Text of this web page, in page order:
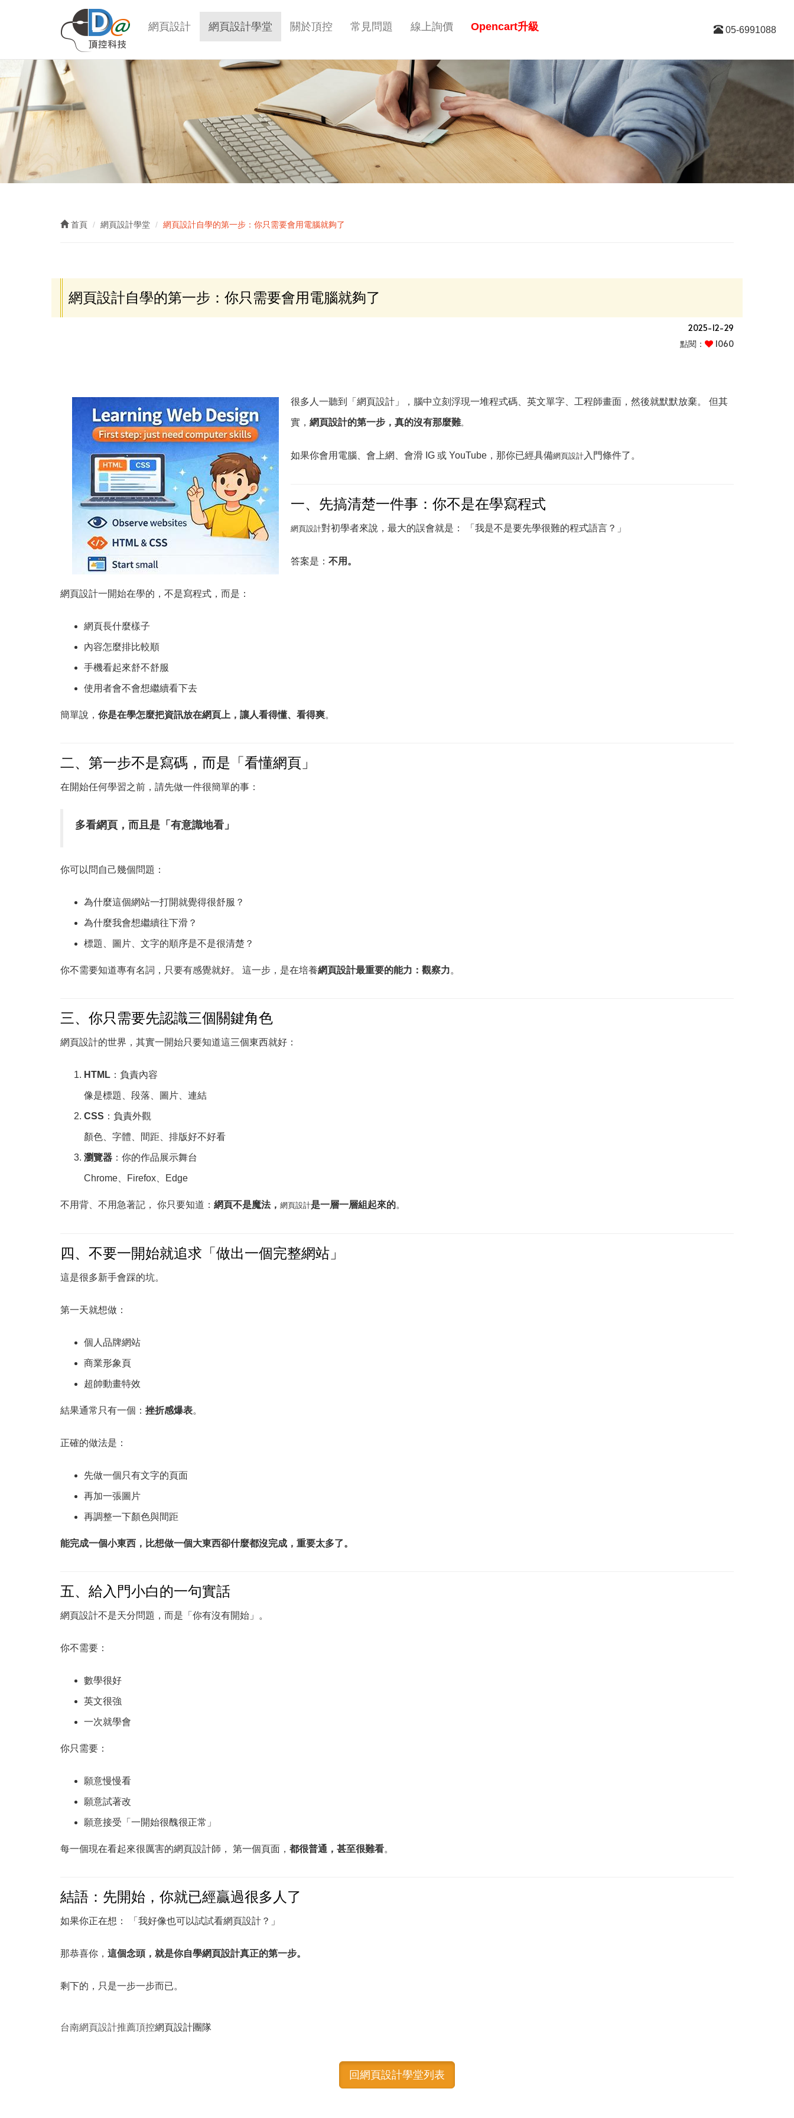
D 網頁設計 網頁設計學堂 關於頂控 常見問題 線上詢價 Opencart升級 05-6991088
首頁 網頁設計學堂 網頁設計自學的第一步：你只需要會用電腦就夠了
網頁設計自學的第一步：你只需要會用電腦就夠了
2025-12-29
點閱：
1060
很多人一聽到「網頁設計」，腦中立刻浮現一堆程式碼、英文單字、工程師畫面，然後就默默放棄。 但其
實， 網頁設計的第一步，真的沒有那麼難。
如果你會用電腦、會上網、會滑 IG 或 YouTube，那你已經具備網頁設計 入門條件了。
一、先搞清楚一件事：你不是在學寫程式
網頁設計對初學者來說，最大的誤會就是： 「我是不是要先學很難的程式語言？」
答案是： 不用。
網頁設計一開始在學的，不是寫程式，而是：
網頁長什麼樣子
內容怎麼排比較順
手機看起來舒不舒服
使用者會不會想繼續看下去
簡單說， 你是在學怎麼把資訊放在網頁上，讓人看得懂、看得爽。
二、第一步不是寫碼，而是「看懂網頁」
在開始任何學習之前，請先做一件很簡單的事：
多看網頁，而且是「有意識地看」
你可以問自己幾個問題：
為什麼這個網站一打開就覺得很舒服？
為什麼我會想繼續往下滑？
標題、圖片、文字的順序是不是很清楚？
你不需要知道專有名詞，只要有感覺就好。 這一步，是在培養網頁設計最重要的能力：觀察力。
三、你只需要先認識三個關鍵角色
網頁設計的世界，其實一開始只要知道這三個東西就好：
HTML ：負責內容
像是標題、段落、圖片、連結
CSS ：負責外觀
顏色、字體、間距、排版好不好看
瀏覽器 ：你的作品展示舞台
Chrome、Firefox、Edge
不用背、不用急著記， 你只要知道： 網頁不是魔法， 網頁設計是一層一層組起來的。
四、不要一開始就追求「做出一個完整網站」
這是很多新手會踩的坑。
第一天就想做：
個人品牌網站
商業形象頁
超帥動畫特效
結果通常只有一個： 挫折感爆表。
正確的做法是：
先做一個只有文字的頁面
再加一張圖片
再調整一下顏色與間距
能完成一個小東西，比想做一個大東西卻什麼都沒完成，重要太多了。
五、給入門小白的一句實話
網頁設計不是天分問題，而是「你有沒有開始」。
你不需要：
數學很好
英文很強
一次就學會
你只需要：
願意慢慢看
願意試著改
願意接受「一開始很醜很正常」
每一個現在看起來很厲害的網頁設計師， 第一個頁面， 都很普通，甚至很難看。
結語：先開始，你就已經贏過很多人了
如果你正在想： 「我好像也可以試試看網頁設計？」
那恭喜你， 這個念頭，就是你自學網頁設計真正的第一步。
剩下的，只是一步一步而已。
台南網頁設計推薦頂控網頁設計團隊
回網頁設計學堂列表